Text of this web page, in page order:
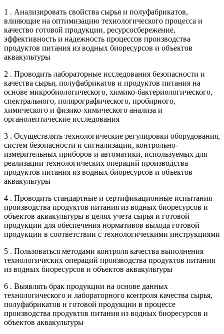
1 . Анализировать свойства сырья и полуфабрикатов,
влияющие на оптимизацию технологического процесса и
качество готовой продукции, ресурсосбережение,
эффективность и надежность процессов производства
продуктов питания из водных биоресурсов и объектов
аквакультуры
2 . Проводить лабораторные исследования безопасности и
качества сырья, полуфабрикатов и продуктов питания на
основе микробиологического, химико-бактериологического,
спектрального, полярографического, пробирного,
химического и физико-химического анализа и
органолептические исследования
3 . Осуществлять технологические регулировки оборудования,
систем безопасности и сигнализации, контрольно-
измерительных приборов и автоматики, используемых для
реализации технологических операций производства
продуктов питания из водных биоресурсов и объектов
аквакультуры
4 . Проводить стандартные и сертификационные испытания
производства продуктов питания из водных биоресурсов и
объектов аквакультуры в целях учета сырья и готовой
продукции для обеспечения нормативов выхода готовой
продукции в соответствии с технологическими инструкциями
5 . Пользоваться методами контроля качества выполнения
технологических операций производства продуктов питания
из водных биоресурсов и объектов аквакультуры
6 . Выявлять брак продукции на основе данных
технологического и лабораторного контроля качества сырья,
полуфабрикатов и готовой продукции в процессе
производства продуктов питания из водных биоресурсов и
объектов аквакультуры